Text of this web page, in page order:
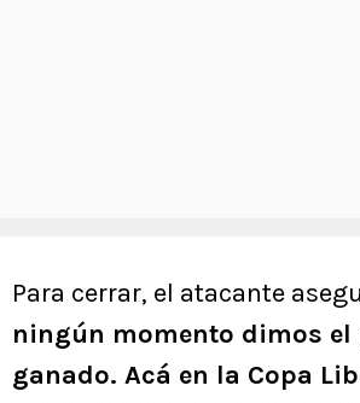
Para cerrar, el atacante
ningún momento dimos
ganado. Acá en la Copa